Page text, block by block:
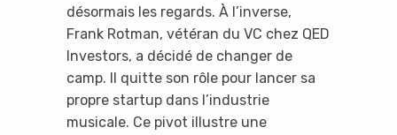
désormais les regards. À l’inverse,
Frank Rotman, vétéran du VC chez QED
Investors, a décidé de changer de
camp. Il quitte son rôle pour lancer sa
propre startup dans l’industrie
musicale. Ce pivot illustre une
Yes, I will turn off Ad-Blocker
No Thanks